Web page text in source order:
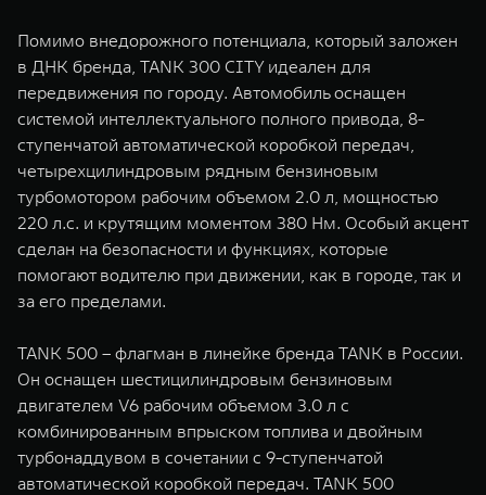
Помимо внедорожного потенциала, который заложен
в ДНК бренда, TANK 300 CITY идеален для
передвижения по городу. Автомобиль оснащен
системой интеллектуального полного привода, 8-
ступенчатой автоматической коробкой передач,
четырехцилиндровым рядным бензиновым
турбомотором рабочим объемом 2.0 л, мощностью
220 л.с. и крутящим моментом 380 Нм. Особый акцент
сделан на безопасности и функциях, которые
помогают водителю при движении, как в городе, так и
за его пределами.
TANK 500 – флагман в линейке бренда TANK в России.
Он оснащен шестицилиндровым бензиновым
двигателем V6 рабочим объемом 3.0 л с
комбинированным впрыском топлива и двойным
турбонаддувом в сочетании с 9-ступенчатой
автоматической коробкой передач. TANK 500